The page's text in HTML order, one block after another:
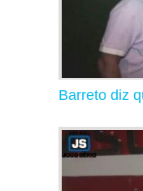
Barreto diz